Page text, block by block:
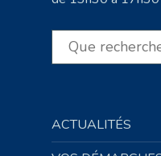
Rechercher
ACTUALITÉS